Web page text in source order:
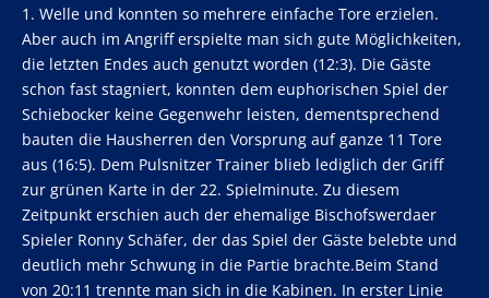
1. Welle und konnten so mehrere einfache Tore erzielen.
Aber auch im Angriff erspielte man sich gute Möglichkeiten,
die letzten Endes auch genutzt worden (12:3). Die Gäste
schon fast stagniert, konnten dem euphorischen Spiel der
Schiebocker keine Gegenwehr leisten, dementsprechend
bauten die Hausherren den Vorsprung auf ganze 11 Tore
aus (16:5). Dem Pulsnitzer Trainer blieb lediglich der Griff
zur grünen Karte in der 22. Spielminute. Zu diesem
Zeitpunkt erschien auch der ehemalige Bischofswerdaer
Spieler Ronny Schäfer, der das Spiel der Gäste belebte und
deutlich mehr Schwung in die Partie brachte.Beim Stand
von 20:11 trennte man sich in die Kabinen. In erster Linie